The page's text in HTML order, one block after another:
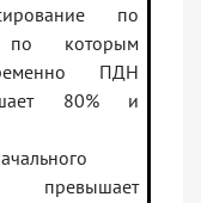
по
которым
ПДН
80% и
превышает